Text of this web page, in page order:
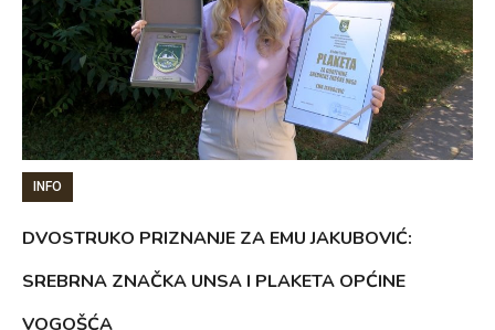
INFO
DVOSTRUKO PRIZNANJE ZA EMU JAKUBOVIĆ:
SREBRNA ZNAČKA UNSA I PLAKETA OPĆINE
VOGOŠĆA